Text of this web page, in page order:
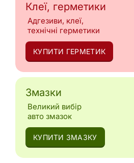
Клеї, герметики
Адгезиви, клеї,
технічні герметики
КУПИТИ ГЕРМЕТИК
Змазки
Великий вибір
авто змазок
КУПИТИ ЗМАЗКУ